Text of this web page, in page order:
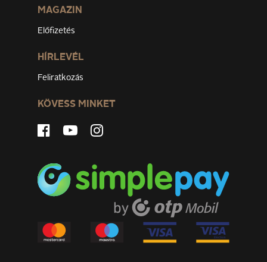
MAGAZIN
Előfizetés
HÍRLEVÉL
Feliratkozás
KÖVESS MINKET